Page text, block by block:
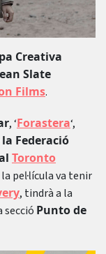
Creativa
Slate
Films.
, ‘Forastera‘,
la Federació
Toronto
pel·lícula va tenir
, tindrà a la
secció Punto de